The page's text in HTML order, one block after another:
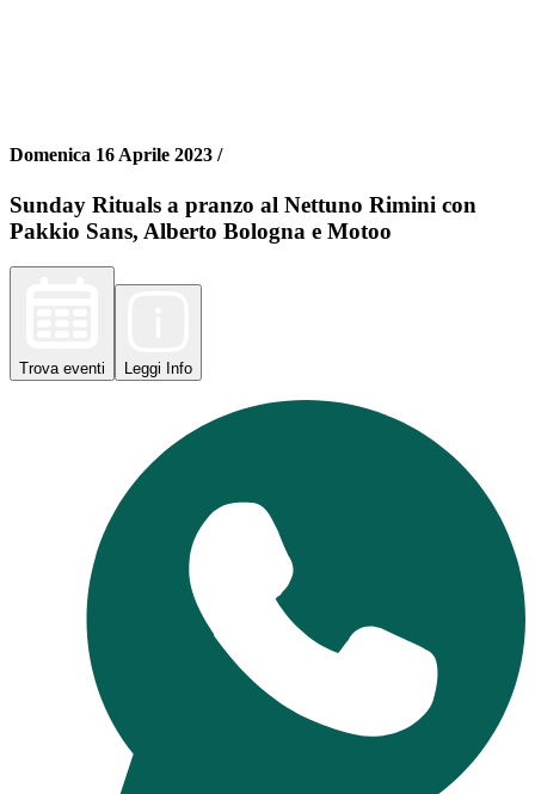
Domenica 16 Aprile 2023 /
Sunday Rituals a pranzo al Nettuno Rimini con
Pakkio Sans, Alberto Bologna e Motoo
Trova eventi Leggi Info